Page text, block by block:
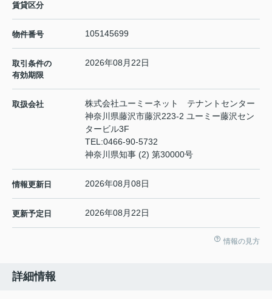
賃貸区分
物件番号 105145699
取引条件の
有効期限
2026年08月22日
取扱会社
株式会社ユーミーネット テナントセンター
神奈川県藤沢市藤沢223-2 ユーミー藤沢セン
タービル3F
TEL:0466-90-5732
神奈川県知事 (2) 第30000号
情報更新日 2026年08月08日
更新予定日 2026年08月22日
情報の見方
詳細情報